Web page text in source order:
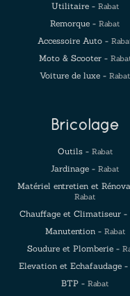
Utilitaire - Rabat
Remorque - Rabat
Accessoire Auto -
Moto & Scooter -
Voiture de luxe - Rabat
Bricolage
Outils - Rabat
Jardinage - Rabat
Matériel entretien et
Rabat
Chauffage et Climatiseur -
Manutention - Rabat
Soudure et Plomberie -
Elevation et Echafaudage -
BTP - Rabat